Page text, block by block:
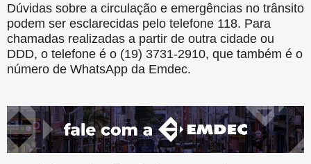
Dúvidas sobre a circulação e emergências no trânsito
podem ser esclarecidas pelo telefone 118. Para
chamadas realizadas a partir de outra cidade ou
DDD, o telefone é o (19) 3731-2910, que também é o
número de WhatsApp da Emdec.